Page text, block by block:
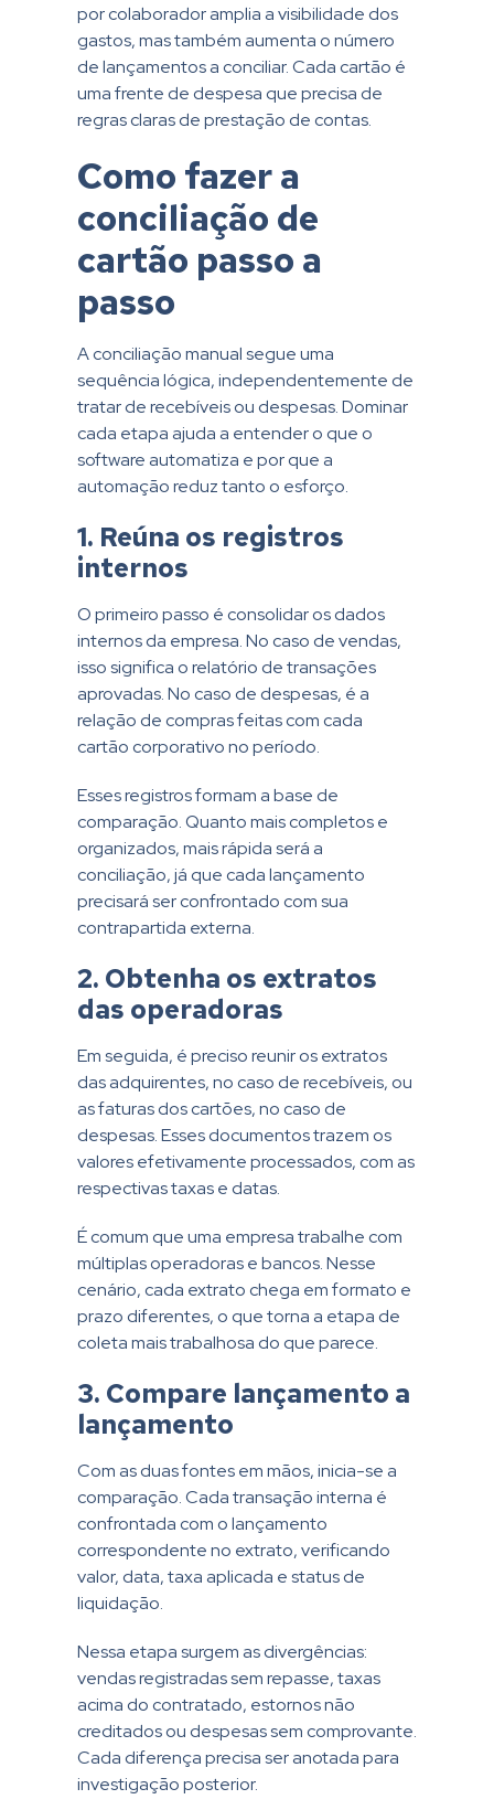
por colaborador amplia a visibilidade dos
gastos, mas também aumenta o número
de lançamentos a conciliar. Cada cartão é
uma frente de despesa que precisa de
regras claras de prestação de contas.
Como fazer a
conciliação de
cartão passo a
passo
A conciliação manual segue uma
sequência lógica, independentemente de
tratar de recebíveis ou despesas. Dominar
cada etapa ajuda a entender o que o
software automatiza e por que a
automação reduz tanto o esforço.
1. Reúna os registros
internos
O primeiro passo é consolidar os dados
internos da empresa. No caso de vendas,
isso significa o relatório de transações
aprovadas. No caso de despesas, é a
relação de compras feitas com cada
cartão corporativo no período.
Esses registros formam a base de
comparação. Quanto mais completos e
organizados, mais rápida será a
conciliação, já que cada lançamento
precisará ser confrontado com sua
contrapartida externa.
2. Obtenha os extratos
das operadoras
Em seguida, é preciso reunir os extratos
das adquirentes, no caso de recebíveis, ou
as faturas dos cartões, no caso de
despesas. Esses documentos trazem os
valores efetivamente processados, com as
respectivas taxas e datas.
É comum que uma empresa trabalhe com
múltiplas operadoras e bancos. Nesse
cenário, cada extrato chega em formato e
prazo diferentes, o que torna a etapa de
coleta mais trabalhosa do que parece.
3. Compare lançamento a
lançamento
Com as duas fontes em mãos, inicia-se a
comparação. Cada transação interna é
confrontada com o lançamento
correspondente no extrato, verificando
valor, data, taxa aplicada e status de
liquidação.
Nessa etapa surgem as divergências:
vendas registradas sem repasse, taxas
acima do contratado, estornos não
creditados ou despesas sem comprovante.
Cada diferença precisa ser anotada para
investigação posterior.